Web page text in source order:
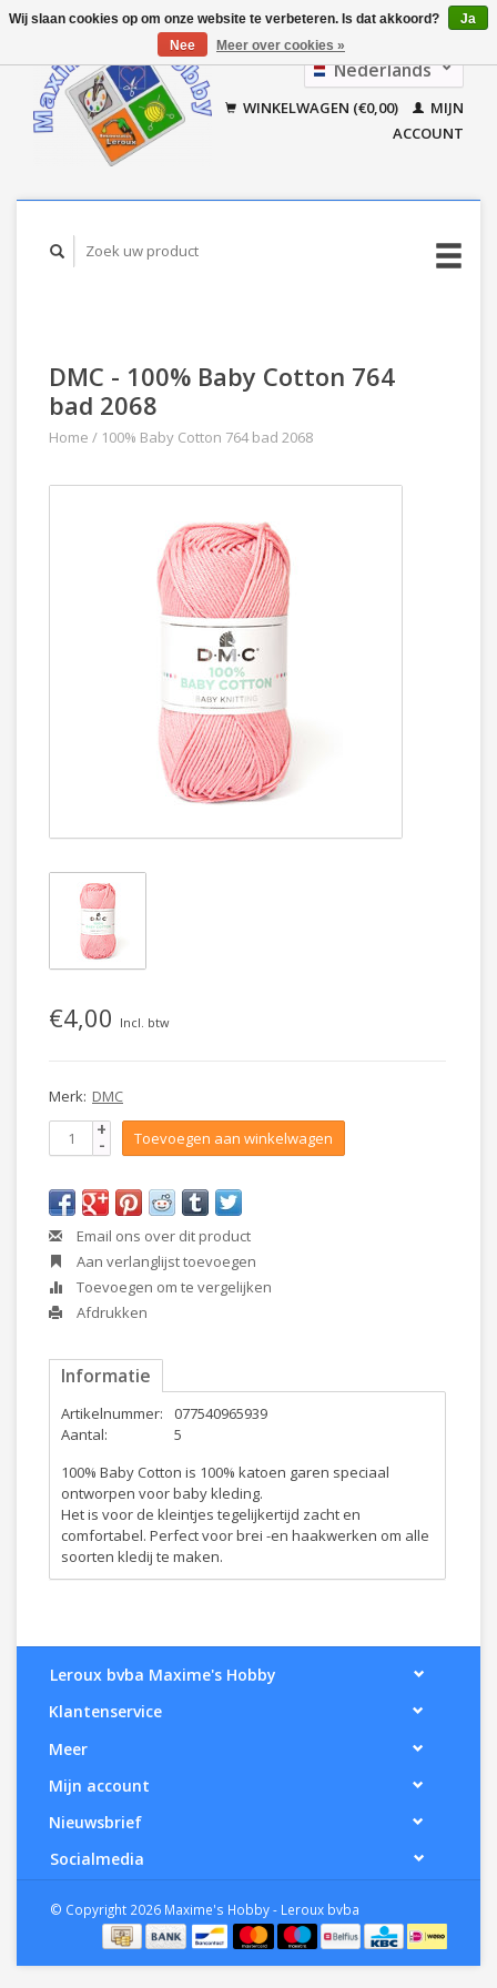
Nederlands
Français
WINKELWAGEN (€0,00)
MIJN
ACCOUNT
DMC - 100% Baby Cotton 764
bad 2068
Home / 100% Baby Cotton 764 bad 2068
€4,00 Incl. btw
Merk: DMC
+
- Toevoegen aan winkelwagen
Email ons over dit product
Aan verlanglijst toevoegen
Toevoegen om te vergelijken
Afdrukken
Informatie
Artikelnummer:
077540965939
Aantal:
5
100% Baby Cotton is 100% katoen garen speciaal
ontworpen voor baby kleding.
Het is voor de kleintjes tegelijkertijd zacht en
comfortabel. Perfect voor brei -en haakwerken om alle
soorten kledij te maken.
Leroux bvba Maxime's Hobby
Klantenservice
Meer
Mijn account
Nieuwsbrief
Socialmedia
© Copyright 2026 Maxime's Hobby - Leroux bvba
Wij slaan cookies op om onze website te verbeteren. Is dat akkoord?
Ja
Nee
Meer over cookies »